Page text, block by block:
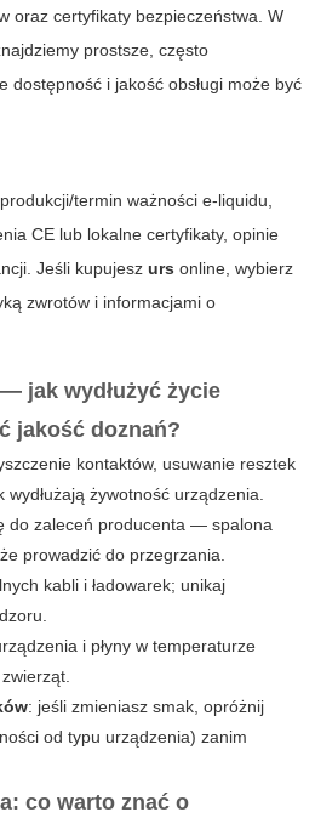
oraz certyfikaty bezpieczeństwa. W
prostsze, często
dostępność i jakość obsługi może być
termin ważności e-liquidu,
CE lub lokalne certyfikaty, opinie
Jeśli kupujesz urs online, wybierz
zwrotów i informacjami o
jak wydłużyć życie
jakość doznań?
kontaktów, usuwanie resztek
żywotność urządzenia.
do zaleceń producenta — spalona
prowadzić do przegrzania.
kabli i ładowarek; unikaj
i płyny w temperaturze
: jeśli zmieniasz smak, opróżnij
od typu urządzenia) zanim
co warto znać o